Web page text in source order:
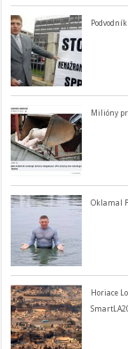
Milióny
Oklamal
Horiace